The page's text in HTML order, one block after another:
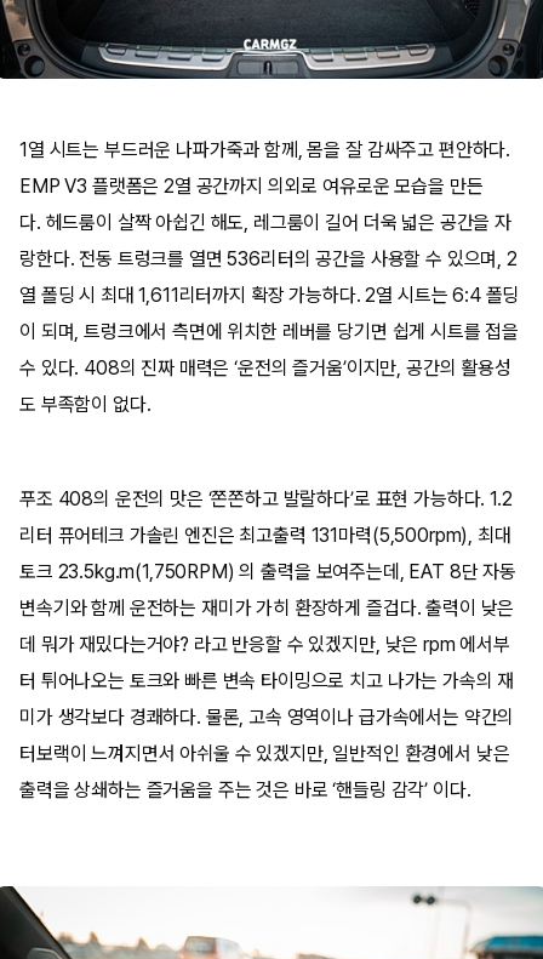
1열 시트는 부드러운 나파가죽과 함께, 몸을 잘 감싸주고 편안하다.
EMP V3 플랫폼은 2열 공간까지 의외로 여유로운 모습을 만든
다. 헤드룸이 살짝 아쉽긴 해도, 레그룸이 길어 더욱 넓은 공간을 자
랑한다. 전동 트렁크를 열면 536리터의 공간을 사용할 수 있으며, 2
열 폴딩 시 최대 1,611리터까지 확장 가능하다. 2열 시트는 6:4 폴딩
이 되며, 트렁크에서 측면에 위치한 레버를 당기면 쉽게 시트를 접을
수 있다. 408의 진짜 매력은 ‘운전의 즐거움’이지만, 공간의 활용성
도 부족함이 없다.
푸조 408의 운전의 맛은 ‘쫀쫀하고 발랄하다’로 표현 가능하다. 1.2
리터 퓨어테크 가솔린 엔진은 최고출력 131마력(5,500rpm), 최대
토크 23.5kg.m(1,750RPM) 의 출력을 보여주는데, EAT 8단 자동
변속기와 함께 운전하는 재미가 가히 환장하게 즐겁다. 출력이 낮은
데 뭐가 재밌다는거야? 라고 반응할 수 있겠지만, 낮은 rpm 에서부
터 튀어나오는 토크와 빠른 변속 타이밍으로 치고 나가는 가속의 재
미가 생각보다 경쾌하다. 물론, 고속 영역이나 급가속에서는 약간의
터보랙이 느껴지면서 아쉬울 수 있겠지만, 일반적인 환경에서 낮은
출력을 상쇄하는 즐거움을 주는 것은 바로 ‘핸들링 감각’ 이다.